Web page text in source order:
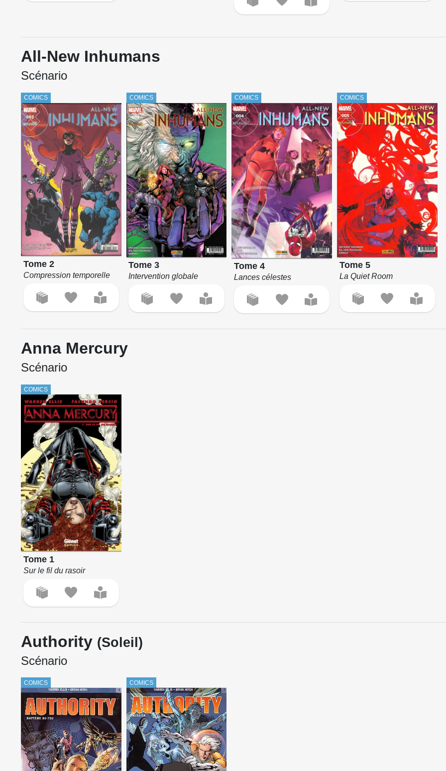
All-New Inhumans
Scénario
COMICS
Tome 2
Compression temporelle
COMICS
Tome 3
Intervention globale
COMICS
Tome 4
Lances célestes
COMICS
Tome 5
La Quiet Room
Anna Mercury
Scénario
COMICS
Tome 1
Sur le fil du rasoir
Authority (Soleil)
Scénario
COMICS COMICS